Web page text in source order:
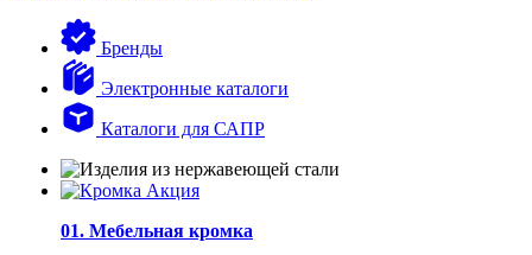
Бренды
Электронные каталоги
Каталоги для САПР
01. Мебельная кромка